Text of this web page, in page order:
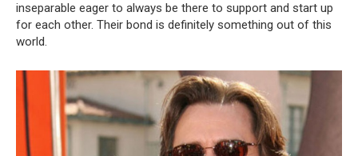
inseparable eager to always be there to support and start up
for each other. Their bond is definitely something out of this
world.